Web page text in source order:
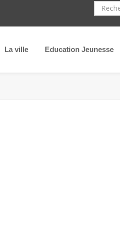
La ville Education Jeunesse